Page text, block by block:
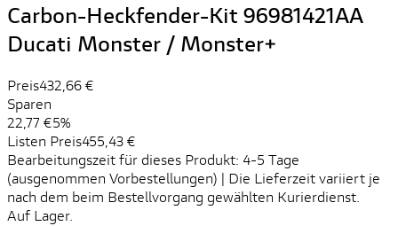
Carbon-Heckfender-Kit 96981421AA
Ducati Monster / Monster+
Preis432,66 €
Sparen
22,77 €5%
Listen Preis455,43 €
Bearbeitungszeit für dieses Produkt: 4-5 Tage
(ausgenommen Vorbestellungen) | Die Lieferzeit variiert je
nach dem beim Bestellvorgang gewählten Kurierdienst.
Auf Lager.